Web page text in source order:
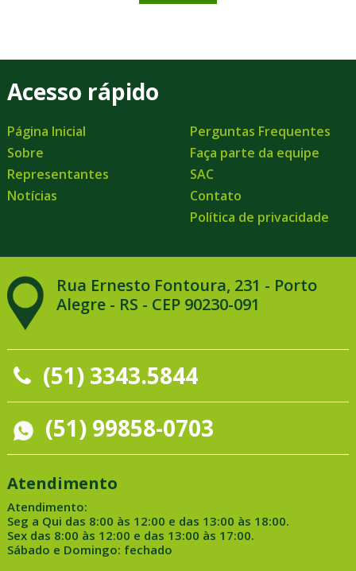
Acesso rápido
Página Inicial
Sobre
Representantes
Notícias
Perguntas Frequentes
Faça parte da equipe
SAC
Contato
Política de privacidade
Rua Ernesto Fontoura, 231 - Porto
Alegre - RS - CEP 90230-091
(51) 3343.5844
(51) 99858-0703
Atendimento
Atendimento:
Seg a Qui das 8:00 às 12:00 e das 13:00 às 18:00.
Sex das 8:00 às 12:00 e das 13:00 às 17:00.
Sábado e Domingo: fechado